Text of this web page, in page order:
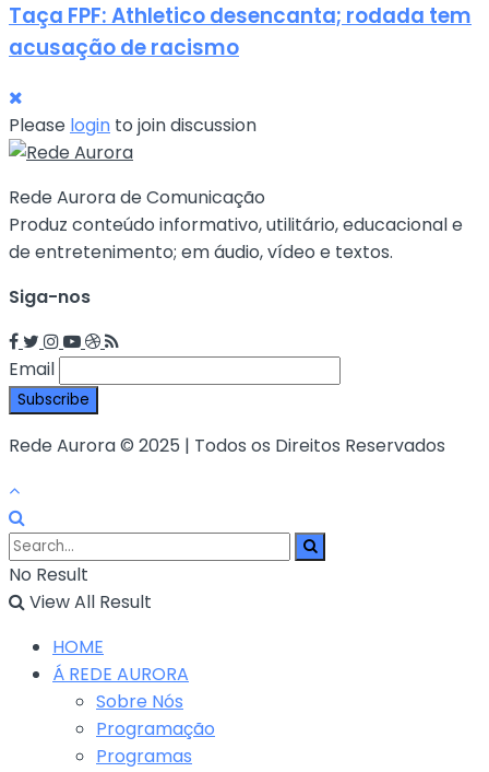
Taça FPF: Athletico desencanta; rodada tem
acusação de racismo
Please login to join discussion
Rede Aurora de Comunicação
Produz conteúdo informativo, utilitário, educacional e
de entretenimento; em áudio, vídeo e textos.
Siga-nos
Email
Rede Aurora © 2025 | Todos os Direitos Reservados
No Result
View All Result
HOME
Á REDE AURORA
Sobre Nós
Programação
Programas